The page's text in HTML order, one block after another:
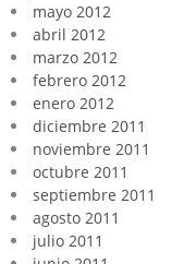
mayo 2012
abril 2012
marzo 2012
febrero 2012
enero 2012
diciembre 2011
noviembre 2011
octubre 2011
septiembre 2011
agosto 2011
julio 2011